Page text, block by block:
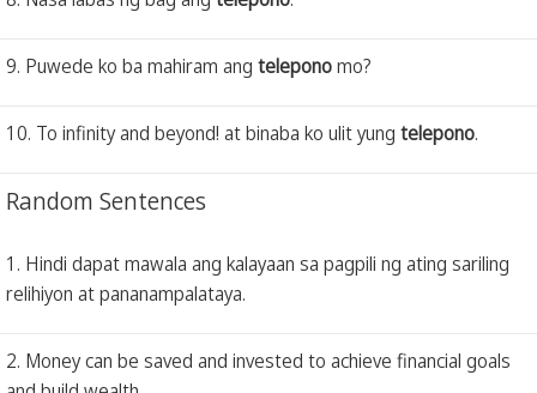
9. Puwede ko ba mahiram ang teleponomo?
10. To infinity and beyond! at binaba ko ulit yung telepono.
Random Sentences
1. Hindi dapat mawala ang kalayaan sa pagpili ng ating sariling
relihiyon at pananampalataya.
2. Money can be saved and invested to achieve financial goals